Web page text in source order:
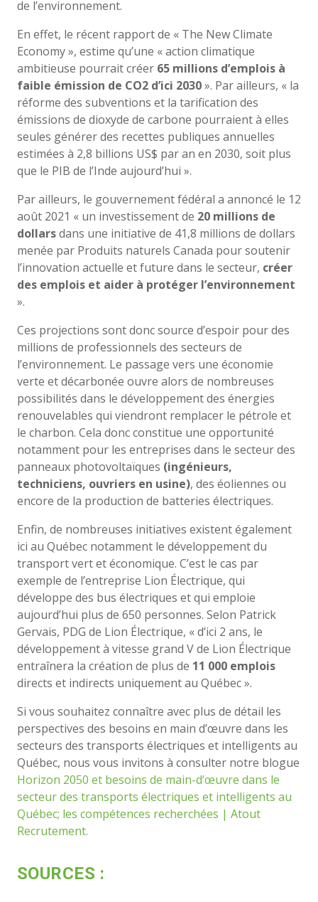
de l’environnement.
En effet, le récent rapport de « The New Climate
Economy », estime qu’une « action climatique
ambitieuse pourrait créer 65 millions d’emplois à
faible émission de CO2 d’ici 2030». Par ailleurs, « la
réforme des subventions et la tarification des
émissions de dioxyde de carbone pourraient à elles
seules générer des recettes publiques annuelles
estimées à 2,8 billions US$ par an en 2030, soit plus
que le PIB de l’Inde aujourd’hui ».
Par ailleurs, le gouvernement fédéral a annoncé le 12
août 2021 « un investissement de 20 millions de
dollarsdans une initiative de 41,8 millions de dollars
menée par Produits naturels Canada pour soutenir
l’innovation actuelle et future dans le secteur, créer
des emplois et aider à protéger l’environnement
».
Ces projections sont donc source d’espoir pour des
millions de professionnels des secteurs de
l’environnement. Le passage vers une économie
verte et décarbonée ouvre alors de nombreuses
possibilités dans le développement des énergies
renouvelables qui viendront remplacer le pétrole et
le charbon. Cela donc constitue une opportunité
notamment pour les entreprises dans le secteur des
panneaux photovoltaïques (ingénieurs,
techniciens, ouvriers en usine), des éoliennes ou
encore de la production de batteries électriques.
Enfin, de nombreuses initiatives existent également
ici au Québec notamment le développement du
transport vert et économique. C’est le cas par
exemple de l’entreprise Lion Électrique, qui
développe des bus électriques et qui emploie
aujourd’hui plus de 650 personnes. Selon Patrick
Gervais, PDG de Lion Électrique, « d’ici 2 ans, le
développement à vitesse grand V de Lion Électrique
entraînera la création de plus de 11 000 emplois
directs et indirects uniquement au Québec ».
Si vous souhaitez connaître avec plus de détail les
perspectives des besoins en main d’œuvre dans les
secteurs des transports électriques et intelligents au
Québec, nous vous invitons à consulter notre blogue
Horizon 2050 et besoins de main-d’œuvre dans le
secteur des transports électriques et intelligents au
Québec; les compétences recherchées | Atout
Recrutement.
SOURCES :